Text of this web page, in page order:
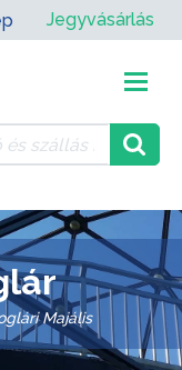
Jegyvásárlás
Majális